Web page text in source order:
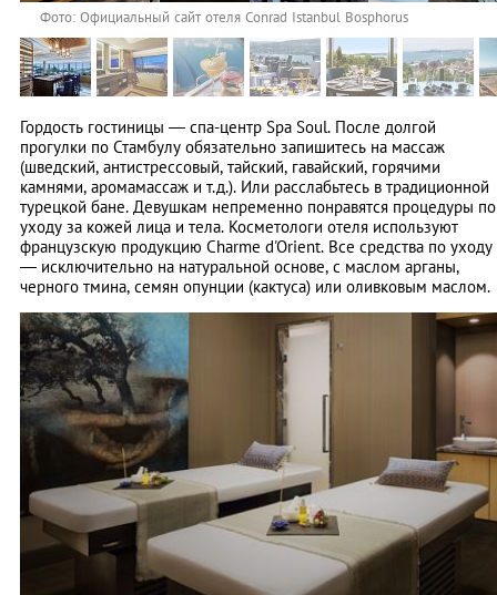
Фото: Официальный сайт отеля Conrad Istanbul Bosphorus
Гордость гостиницы — спа-центр Spa Soul. После долгой
прогулки по Стамбулу обязательно запишитесь на массаж
(шведский, антистрессовый, тайский, гавайский, горячими
камнями, аромамассаж и т.д.). Или расслабьтесь в традиционной
турецкой бане. Девушкам непременно понравятся процедуры по
уходу за кожей лица и тела. Косметологи отеля используют
французскую продукцию Charme d'Orient. Все средства по уходу
— исключительно на натуральной основе, с маслом арганы,
черного тмина, семян опунции (кактуса) или оливковым маслом.